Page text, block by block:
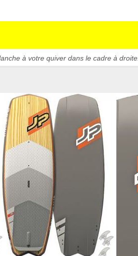
à votre quiver dans le cadre à droite.